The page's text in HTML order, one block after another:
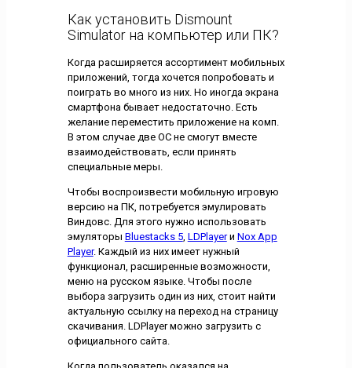
Как установить Dismount
Simulator на компьютер или ПК?
Когда расширяется ассортимент мобильных
приложений, тогда хочется попробовать и
поиграть во много из них. Но иногда экрана
смартфона бывает недостаточно. Есть
желание переместить приложение на комп.
В этом случае две ОС не смогут вместе
взаимодействовать, если принять
специальные меры.
Чтобы воспроизвести мобильную игровую
версию на ПК, потребуется эмулировать
Виндовс. Для этого нужно использовать
эмуляторы Bluestacks 5, LDPlayerи Nox App
Player. Каждый из них имеет нужный
функционал, расширенные возможности,
меню на русском языке. Чтобы после
выбора загрузить один из них, стоит найти
актуальную ссылку на переход на страницу
скачивания. LDPlayer можно загрузить с
официального сайта.